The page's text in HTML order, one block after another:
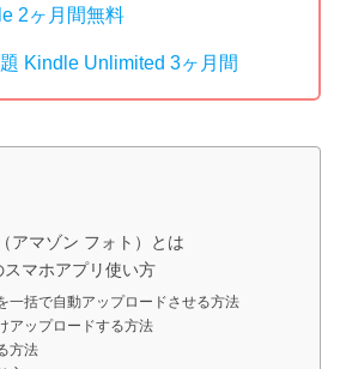
2ヶ月間無料
Kindle Unlimited 3ヶ月間
アマゾン フォト）とは
マホアプリ使い方
一括で自動アップロードさせる方法
アップロードする方法
方法